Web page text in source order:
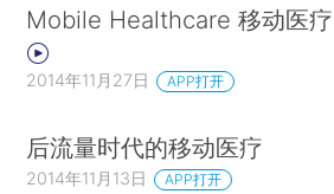
Mobile Healthcare 移动医疗
2014年11月27日 APP打开
后流量时代的移动医疗
2014年11月13日 APP打开